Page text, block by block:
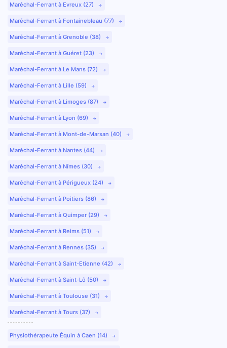
Maréchal-Ferrant à Evreux (27)
Maréchal-Ferrant à Fontainebleau (77)
Maréchal-Ferrant à Grenoble (38)
Maréchal-Ferrant à Guéret (23)
Maréchal-Ferrant à Le Mans (72)
Maréchal-Ferrant à Lille (59)
Maréchal-Ferrant à Limoges (87)
Maréchal-Ferrant à Lyon (69)
Maréchal-Ferrant à Mont-de-Marsan (40)
Maréchal-Ferrant à Nantes (44)
Maréchal-Ferrant à Nîmes (30)
Maréchal-Ferrant à Périgueux (24)
Maréchal-Ferrant à Poitiers (86)
Maréchal-Ferrant à Quimper (29)
Maréchal-Ferrant à Reims (51)
Maréchal-Ferrant à Rennes (35)
Maréchal-Ferrant à Saint-Etienne (42)
Maréchal-Ferrant à Saint-Lô (50)
Maréchal-Ferrant à Toulouse (31)
Maréchal-Ferrant à Tours (37)
Physiothérapeute Équin à Caen (14)